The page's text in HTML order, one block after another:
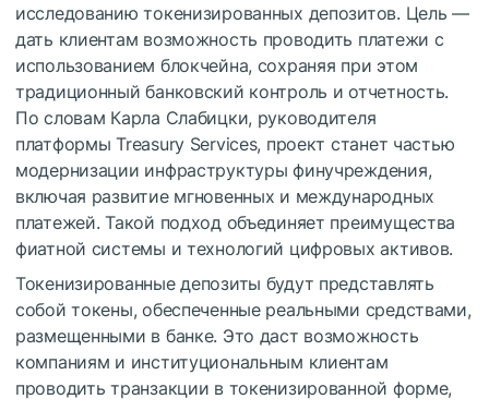
исследованию токенизированных депозитов. Цель —
дать клиентам возможность проводить платежи с
использованием блокчейна, сохраняя при этом
традиционный банковский контроль и отчетность.
По словам Карла Слабицки, руководителя
платформы Treasury Services, проект станет частью
модернизации инфраструктуры финучреждения,
включая развитие мгновенных и международных
платежей. Такой подход объединяет преимущества
фиатной системы и технологий цифровых активов.
Токенизированные депозиты будут представлять
собой токены, обеспеченные реальными средствами,
размещенными в банке. Это даст возможность
компаниям и институциональным клиентам
проводить транзакции в токенизированной форме,